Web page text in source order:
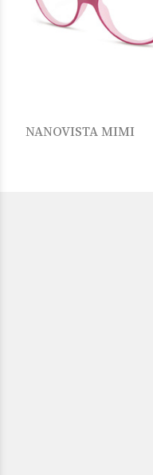
NANOVISTA MIMI